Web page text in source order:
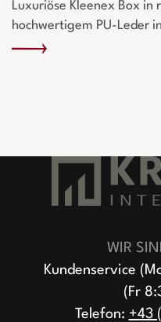
Luxuriöse Kleenex Box in
hochwertigem PU-Leder
WIR
Kundenservice
(Fr
Telefon: +43